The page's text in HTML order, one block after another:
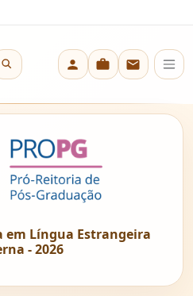
em Língua Estrangeira
- 2026